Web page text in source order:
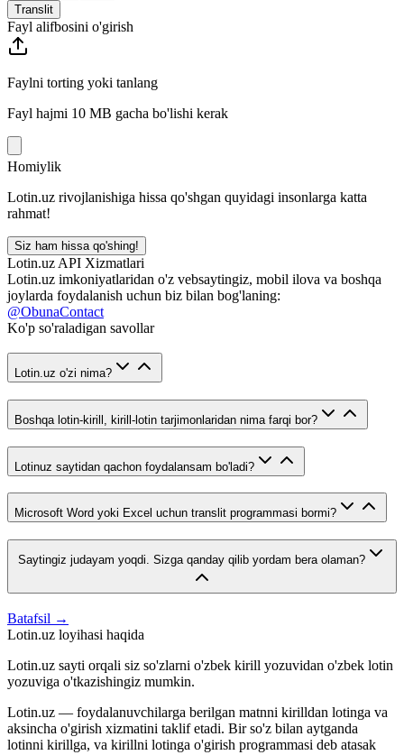
Translit
Fayl alifbosini o'girish
Faylni torting yoki tanlang
Fayl hajmi 10 MB gacha bo'lishi kerak
Homiylik
Lotin.uz rivojlanishiga hissa qo'shgan quyidagi insonlarga katta
rahmat!
Siz ham hissa qo'shing!
Lotin.uz API Xizmatlari
Lotin.uz imkoniyatlaridan o'z vebsaytingiz, mobil ilova va boshqa
joylarda foydalanish uchun biz bilan bog'laning:
@ObunaContact
Ko'p so'raladigan savollar
Lotin.uz o'zi nima?
Boshqa lotin-kirill, kirill-lotin tarjimonlaridan nima farqi bor?
Lotinuz saytidan qachon foydalansam bo'ladi?
Microsoft Word yoki Excel uchun translit programmasi bormi?
Saytingiz judayam yoqdi. Sizga qanday qilib yordam bera olaman?
Batafsil →
Lotin.uz loyihasi haqida
Lotin.uz sayti orqali siz so'zlarni o'zbek kirill yozuvidan o'zbek lotin
yozuviga o'tkazishingiz mumkin.
Lotin.uz — foydalanuvchilarga berilgan matnni kirilldan lotinga va
aksincha o'girish xizmatini taklif etadi. Bir so'z bilan aytganda
lotinni kirillga, va kirillni lotinga o'girish programmasi deb atasak